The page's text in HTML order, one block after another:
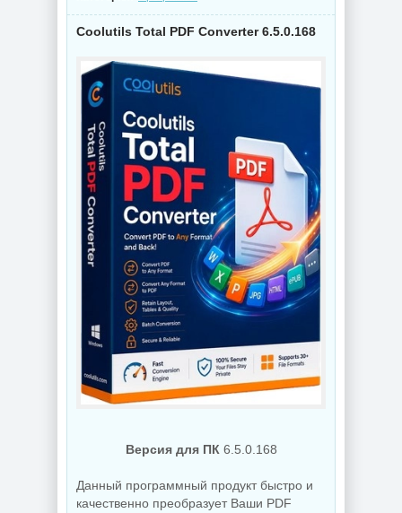
Конвертер видео
Wondershare
UniConverter
17.4.5.648 by 7997
Wondershare
UniConverter
17.4.5.648 RePack
by 7997
Интернет
мессенджер
Telegram Desktop
7.0.7 + Portable
NEW
Схемы курсоров
компьютерной
мышки (Cursors
concept scheme)
NEW
Coolutils Total PDF Converter 6.5.0.168
Версия для ПК6.5.0.168
Данный программный продукт быстро и
качественно преобразует Ваши PDF